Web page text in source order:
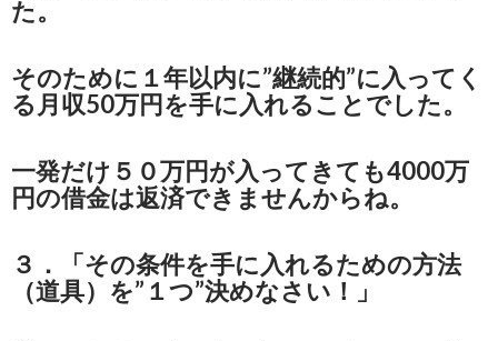
た。
そのために１年以内に”継続的”に入ってく
る月収50万円を手に入れることでした。
一発だけ５０万円が入ってきても4000万
円の借金は返済できませんからね。
３．「その条件を手に入れるための方法
（道具）を”１つ”決めなさい！」